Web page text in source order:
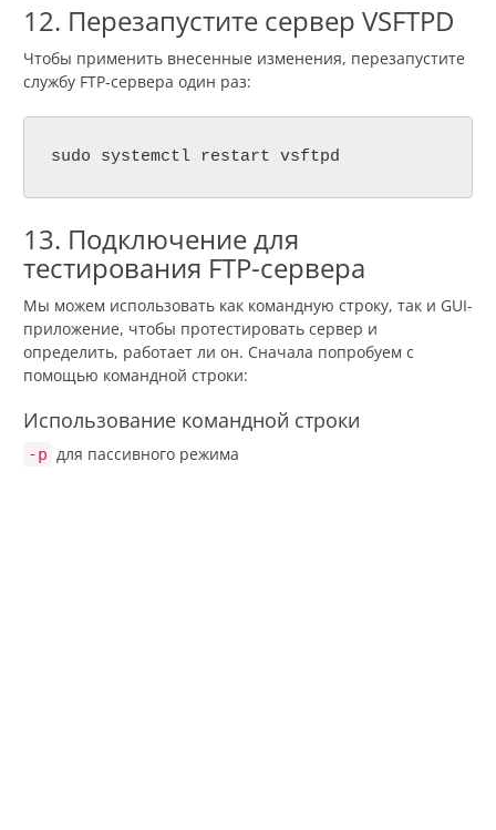
12. Перезапустите сервер VSFTPD
Чтобы применить внесенные изменения, перезапустите
службу FTP-сервера один раз:
sudo systemctl restart vsftpd
13. Подключение для
тестирования FTP-сервера
Мы можем использовать как командную строку, так и GUI-
приложение, чтобы протестировать сервер и
определить, работает ли он. Сначала попробуем с
помощью командной строки:
Использование командной строки
-p для пассивного режима